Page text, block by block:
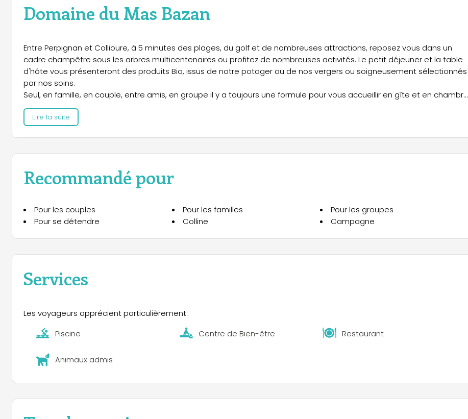
Domaine du Mas Bazan
Entre Perpignan et Collioure, à 5 minutes des plages, du golf et de nombreuses attractions, reposez vous dans un
cadre champêtre sous les arbres multicentenaires ou profitez de nombreuses activités. Le petit déjeuner et la table
d'hôte vous présenteront des produits Bio, issus de notre potager ou de nos vergers ou soigneusement sélectionnés
par nos soins.
Seul, en famille, en couple, entre amis, en groupe il y a toujours une formule pour vous accueillir en gîte et en chambre
d'hôte.
Nous accueillons les séminaires et les hôtes de passage.
Lire la suite
Recommandé pour
Pour les couples Pour les familles
Pour les groupes
Pour se détendre
Colline Campagne
Services
Les voyageurs apprécient particulièrement:
Piscine
Centre de Bien-être Restaurant
Animaux admis